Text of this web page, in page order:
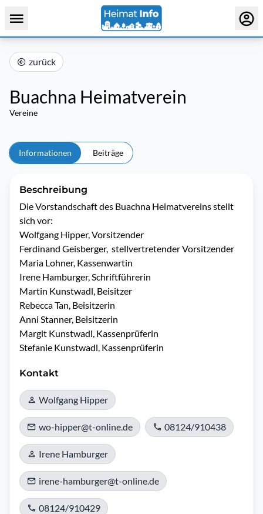
zurück
Buachna Heimatverein
Vereine
Informationen Beiträge
Beschreibung
Die Vorstandschaft des Buachna Heimatvereins stellt
sich vor:
Wolfgang Hipper, Vorsitzender
Ferdinand Geisberger,  stellvertretender Vorsitzender
Maria Lohner, Kassenwartin
Irene Hamburger, Schriftführerin
Martin Kunstwadl, Beisitzer
Rebecca Tan, Beisitzerin
Anni Stanner, Beisitzerin
Margit Kunstwadl, Kassenprüferin
Stefanie Kunstwadl, Kassenprüferin
Kontakt
Wolfgang Hipper
wo-hipper@t-online.de 08124/910438
Irene Hamburger
irene-hamburger@t-online.de
08124/910429